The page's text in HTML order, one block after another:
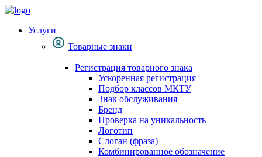
Услуги
Товарные знаки
Регистрация товарного знака
Ускоренная регистрация
Подбор классов МКТУ
Знак обслуживания
Бренд
Проверка на уникальность
Логотип
Слоган (фраза)
Комбинированное обозначение